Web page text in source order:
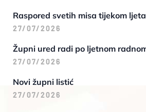
Raspored svetih misa tijekom ljeta
27/07/2026
Župni ured radi po ljetnom
27/07/2026
Novi župni listić
27/07/2026